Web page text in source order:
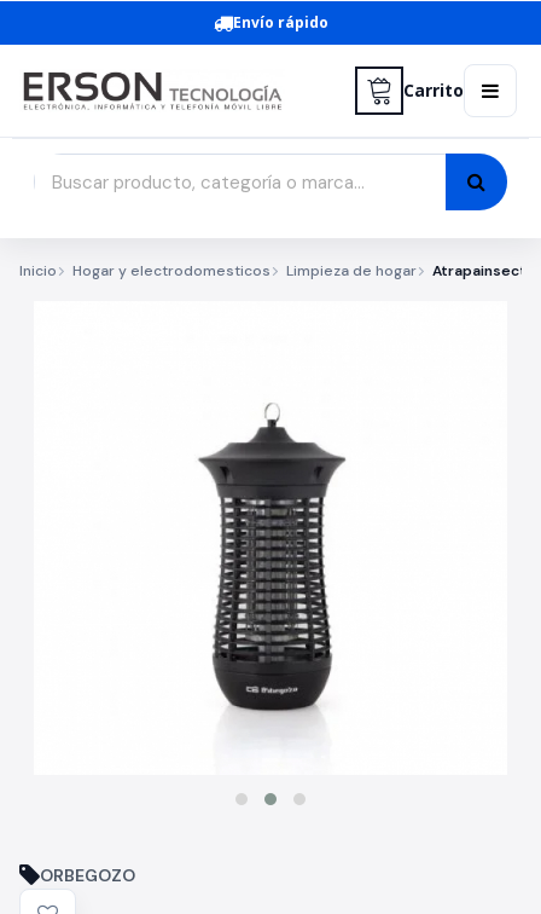
Envío rápido
Carrito
Inicio Hogar y electrodomesticos Limpieza de hogar
ORBEGOZO